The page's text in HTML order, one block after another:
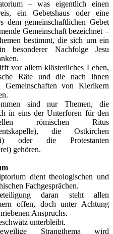
– was eigentlich einen
ein Gebetshaus oder eine
dem gemeinschaftlichen Gebet
Gemeinschaft bezeichnet –
bestimmt, die sich um ein
besonderer Nachfolge Jesu
vor allem klösterliches Leben,
Räte und die nach ihnen
Gemeinschaften von Klerikern
sind nur Themen, die
in eins der Unterforen für den
römischen Ritus
die Ostkirchen
oder die Protestanten
gehören.
dient theologischen und
Fachgesprächen.
daran steht allen
offen, doch unter Achtung
Anspruchs.
unterbleibt.
Strangthema wird